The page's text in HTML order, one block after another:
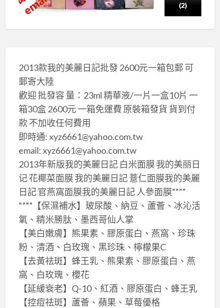
(2)
2013款我的美麗日記批發 2600元一箱包郵 可
郵寄大陸
歡迎 批發容 量：23ml 精華液/一片一盒10片 一
箱30盒 2600元 一箱免運費 原裝箱發貨 貨到付
款 不加收任何費用
即時通: xyz6661@yahoo.com.tw
email: xyz6661@yahoo.com.tw
2013年新版我的美麗日記 白米面膜 我的美丽日
记 花椰菜面膜 我的美麗日記 薏仁面膜我的美麗
日記 官燕窩面膜我的美麗日記 人參面膜””””
“”””【保濕補水】玻尿酸、納豆、蘆薈、冰沁活
氧、精米勝肽、墨西哥仙人掌
【美白嫩膚】熊果素、膠原蛋白、燕窩、珍珠
粉、清酒、白玫瑰、黑珍珠、檸檬果C
【去黃祛斑】蜂王乳、熊果素、膠原蛋白、燕
窩、白玫瑰、櫻花
【延緩衰老】Q-10、紅酒、膠原蛋白、蜂王乳
【控痘祛斑】蘆薈、蘋果、草莓優格